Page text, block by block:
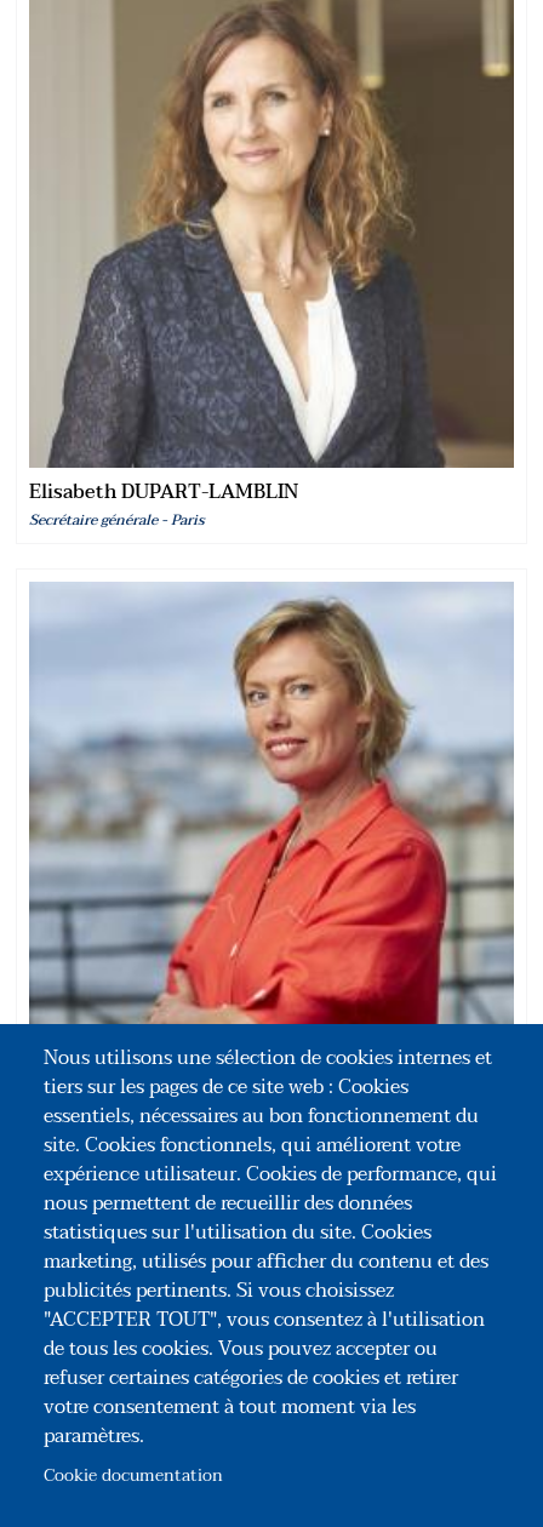
Elisabeth DUPART-LAMBLIN
Secrétaire générale - Paris
Elise CARPENTIER
Rapporteur de synthèse - Professeure à l’Université d’Aix-Marseille
Nous utilisons une sélection de cookies internes et
tiers sur les pages de ce site web : Cookies
essentiels, nécessaires au bon fonctionnement du
site. Cookies fonctionnels, qui améliorent votre
expérience utilisateur. Cookies de performance, qui
nous permettent de recueillir des données
statistiques sur l'utilisation du site. Cookies
marketing, utilisés pour afficher du contenu et des
publicités pertinents. Si vous choisissez
"ACCEPTER TOUT", vous consentez à l'utilisation
de tous les cookies. Vous pouvez accepter ou
refuser certaines catégories de cookies et retirer
votre consentement à tout moment via les
paramètres.
Cookie documentation
Association Congrès des Notaires de France
35, rue du Général Foy – 75008 Paris